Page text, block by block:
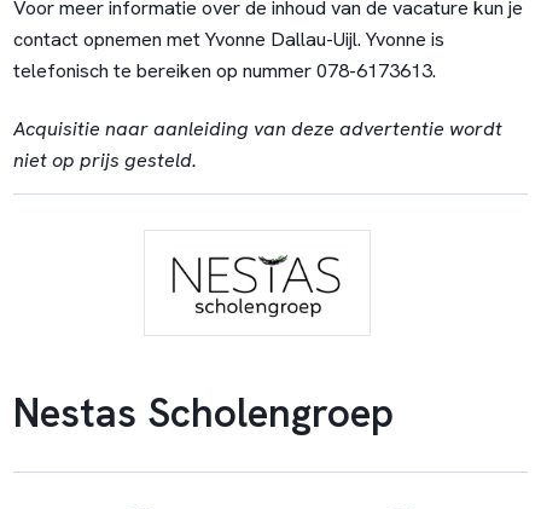
Voor meer informatie over de inhoud van de vacature kun je
contact opnemen met Yvonne Dallau-Uijl. Yvonne is
telefonisch te bereiken op nummer 078-6173613.
Acquisitie naar aanleiding van deze advertentie wordt
niet op prijs gesteld.
Nestas Scholengroep